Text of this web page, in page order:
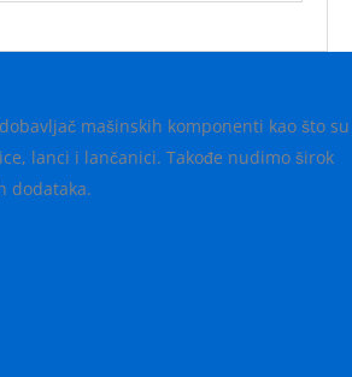
mašinskih komponenti kao što su
lanci i lančanici. Takođe nudimo širok
dodataka.